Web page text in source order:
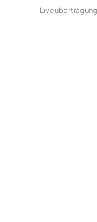
Liveübertragung